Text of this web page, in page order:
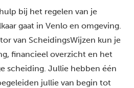
bij het regelen van je
gaat in Venlo en omgeving.
van ScheidingsWijzen kun je
financieel overzicht en het
scheiding. Jullie hebben één
jullie van begin tot